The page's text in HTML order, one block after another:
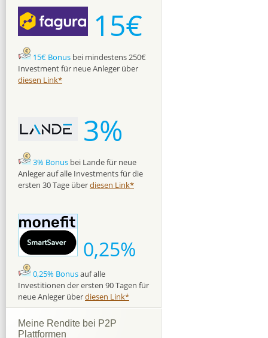
15€
15€ Bonus bei mindestens 250€
Investment für neue Anleger über
diesen Link*
3%
3% Bonus bei Lande für neue
Anleger auf alle Investments für die
ersten 30 Tage überdiesen Link*
0,25%
0,25% Bonusauf alle
Investitionen der ersten 90 Tagen für
neue Anleger überdiesen Link*
Meine Rendite bei P2P
Plattformen